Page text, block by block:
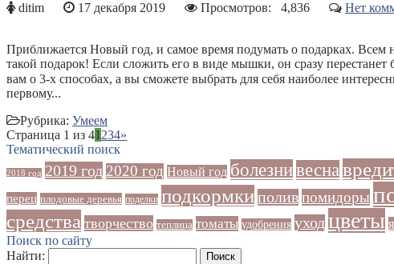
ditim 17 декабря 2019 Просмотров: 4,836 Нет
Приближается Новый год, и самое время подумать о подарках. Всем
такой подарок! Если сложить его в виде мышки, он сразу
вам о 3-х способах, а вы сможете выбрать для себя наиболее
первому...
Рубрика: Умеем
Страница 1 из 41 234»
Тематический поиск
2018 год 2019 год 2020 год Новый год болезнивесна
перец плодовые деревья поделки подкормкиполивпомидоры
средства творчество теплица томаты удобрения уходцветы
Поиск по сайту
Найти: